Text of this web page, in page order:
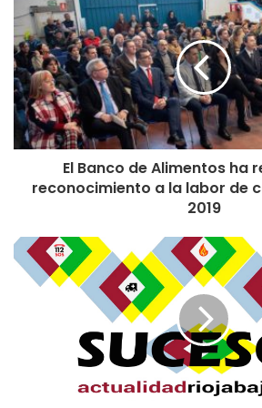
lo wue mejor sabe, marcarlo todo
trick.
El partido concluyó con un 0-6 ante un
tiempo que demostró que esta
El Banco de Alimentos ha
reconocimiento a la labor de
2019